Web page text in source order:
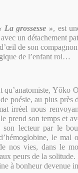
La grossesse », est
un détachement
de son
de l’enfant roi…
qu’anatomiste, Yôko
poésie, au plus près
irréel nous
prend son temps et
son lecteur par le
le mal
nos vies, dans le
peurs de la
à bonheur devenue